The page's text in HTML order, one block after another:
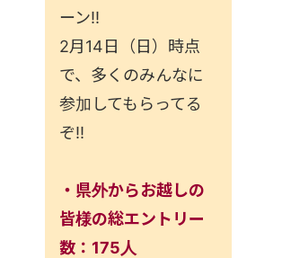
ーン!!
2月14日（日）時点
で、多くのみんなに
参加してもらってる
ぞ!!
・県外からお越しの
皆様の総エントリー
数：175人